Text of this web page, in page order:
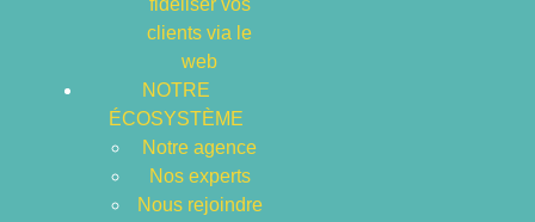
fidéliser vos
clients via le
web
NOTRE
ÉCOSYSTÈME
Notre agence
Nos experts
Nous rejoindre